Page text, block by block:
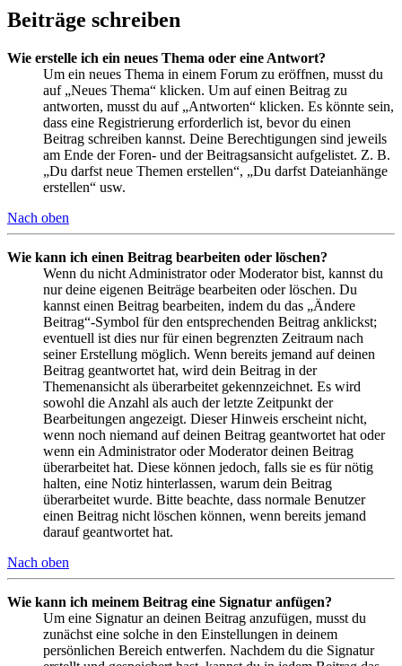
Beiträge schreiben
Wie erstelle ich ein neues Thema oder eine Antwort?
Um ein neues Thema in einem Forum zu eröffnen, musst du
auf „Neues Thema“ klicken. Um auf einen Beitrag zu
antworten, musst du auf „Antworten“ klicken. Es könnte sein,
dass eine Registrierung erforderlich ist, bevor du einen
Beitrag schreiben kannst. Deine Berechtigungen sind jeweils
am Ende der Foren- und der Beitragsansicht aufgelistet. Z. B.
„Du darfst neue Themen erstellen“, „Du darfst Dateianhänge
erstellen“ usw.
Nach oben
Wie kann ich einen Beitrag bearbeiten oder löschen?
Wenn du nicht Administrator oder Moderator bist, kannst du
nur deine eigenen Beiträge bearbeiten oder löschen. Du
kannst einen Beitrag bearbeiten, indem du das „Ändere
Beitrag“-Symbol für den entsprechenden Beitrag anklickst;
eventuell ist dies nur für einen begrenzten Zeitraum nach
seiner Erstellung möglich. Wenn bereits jemand auf deinen
Beitrag geantwortet hat, wird dein Beitrag in der
Themenansicht als überarbeitet gekennzeichnet. Es wird
sowohl die Anzahl als auch der letzte Zeitpunkt der
Bearbeitungen angezeigt. Dieser Hinweis erscheint nicht,
wenn noch niemand auf deinen Beitrag geantwortet hat oder
wenn ein Administrator oder Moderator deinen Beitrag
überarbeitet hat. Diese können jedoch, falls sie es für nötig
halten, eine Notiz hinterlassen, warum dein Beitrag
überarbeitet wurde. Bitte beachte, dass normale Benutzer
einen Beitrag nicht löschen können, wenn bereits jemand
darauf geantwortet hat.
Nach oben
Wie kann ich meinem Beitrag eine Signatur anfügen?
Um eine Signatur an deinen Beitrag anzufügen, musst du
zunächst eine solche in den Einstellungen in deinem
persönlichen Bereich entwerfen. Nachdem du die Signatur